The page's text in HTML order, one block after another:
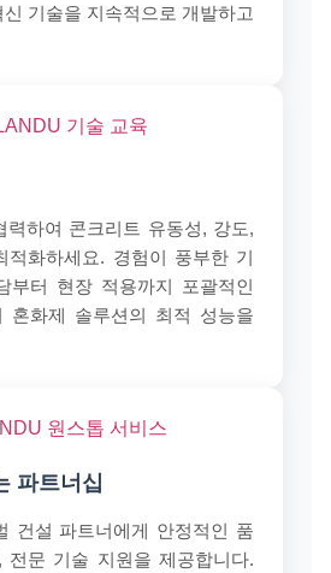
기술을 지속적으로 개발하고
력하여 콘크리트 유동성, 강도,
적화하세요. 경험이 풍부한 기
부터 현장 적용까지 포괄적인
혼화제 솔루션의 최적 성능을
파트너십
건설 파트너에게 안정적인 품
전문 기술 지원을 제공합니다.